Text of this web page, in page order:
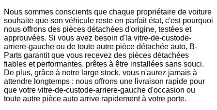
Nous sommes conscients que chaque propriétaire de voiture
souhaite que son véhicule reste en parfait état, c'est pourquoi
nous offrons des pièces détachées d'origine, testées et
approuvées. Si vous avez besoin d'la vitre-de-custode-
arriere-gauche ou de toute autre pièce détachée auto, B-
Parts garantit que vous recevez des pièces détachées
fiables et performantes, prêtes à être installées sans souci.
De plus, grâce à notre large stock, vous n'aurez jamais à
attendre longtemps : nous offrons une livraison rapide pour
que votre vitre-de-custode-arriere-gauche d'occasion ou
toute autre pièce auto arrive rapidement à votre porte.